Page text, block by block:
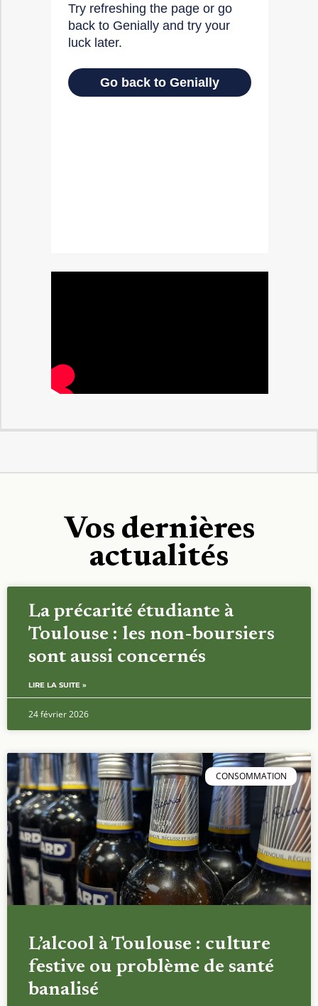
Vos dernières
actualités
La précarité étudiante à
Toulouse : les non-boursiers
sont aussi concernés
LIRE LA SUITE »
24 février 2026
CONSOMMATION
L’alcool à Toulouse : culture
festive ou problème de santé
banalisé